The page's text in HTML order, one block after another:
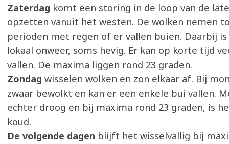
Zaterdag komt een storing in de loop van de
opzetten vanuit het westen. De wolken nemen
perioden met regen of er vallen buien. Daarbij
lokaal onweer, soms hevig. Er kan op korte tijd
vallen. De maxima liggen rond 23 graden.
Zondag wisselen wolken en zon elkaar af. Bij
zwaar bewolkt en kan er een enkele bui vallen.
echter droog en bij maxima rond 23 graden, is
koud.
De volgende dagen blijft het wisselvallig bij